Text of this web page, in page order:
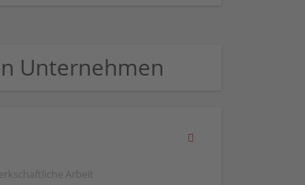
Unternehmen
Arbeit